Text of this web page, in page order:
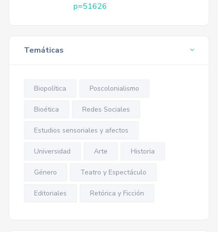
p=51626
Temáticas
Biopolítica Poscolonialismo
Bioética Redes Sociales
Estudios sensoriales y afectos
Universidad Arte Historia
Género Teatro y Espectáculo
Editoriales Retórica y Ficción